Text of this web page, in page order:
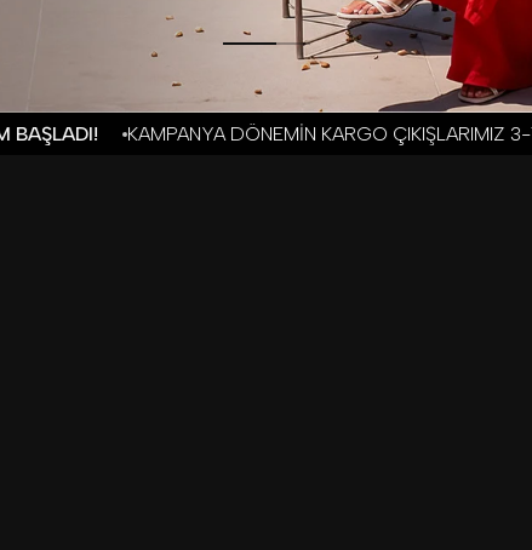
KARGO ÇIKIŞLARIMIZ 3-7 İŞ GÜNÜDÜR